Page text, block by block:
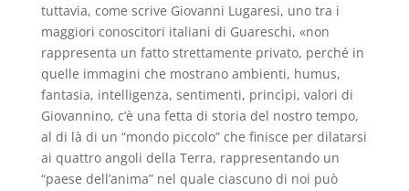
tuttavia, come scrive Giovanni Lugaresi, uno tra i
maggiori conoscitori italiani di Guareschi, «non
rappresenta un fatto strettamente privato, perché in
quelle immagini che mostrano ambienti, humus,
fantasia, intelligenza, sentimenti, princìpi, valori di
Giovannino, c’è una fetta di storia del nostro tempo,
al di là di un “mondo piccolo” che finisce per dilatarsi
ai quattro angoli della Terra, rappresentando un
“paese dell’anima” nel quale ciascuno di noi può